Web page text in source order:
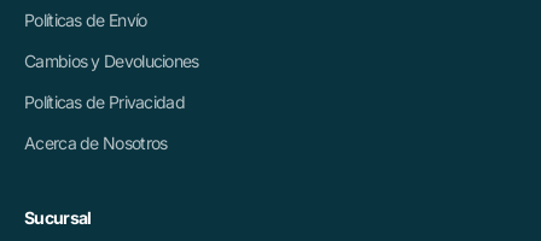
Políticas de Envío
Cambios y Devoluciones
Políticas de Privacidad
Acerca de Nosotros
Sucursal